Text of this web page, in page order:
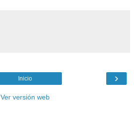
›
Inicio
Ver versión web